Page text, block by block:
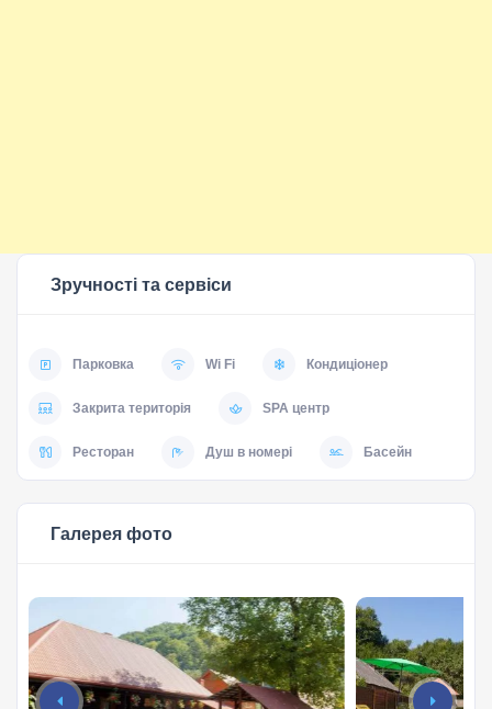
Зручності та сервіси
Парковка Wi Fi Кондиціонер
Закрита територія SPA центр
Ресторан Душ в номері Басейн
Галерея фото